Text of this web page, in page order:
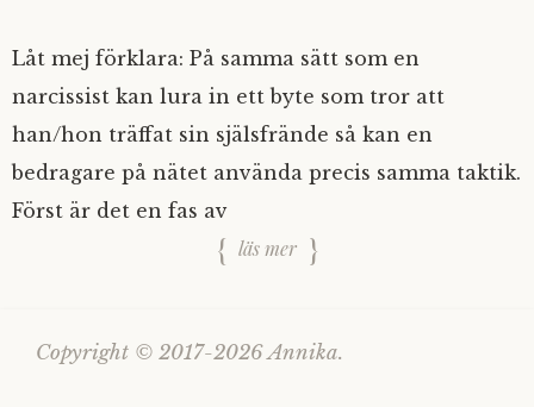
Låt mej förklara: På samma sätt som en
narcissist kan lura in ett byte som tror att
han/hon träffat sin själsfrände så kan en
bedragare på nätet använda precis samma taktik.
Först är det en fas av
läs mer
Copyright © 2017-2026 Annika.